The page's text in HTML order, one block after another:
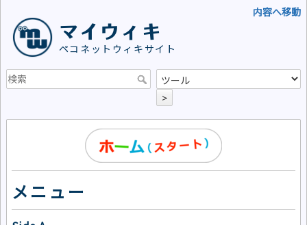
内容へ移動
マイウィキ
ペコネットウィキサイト
>
メニュー